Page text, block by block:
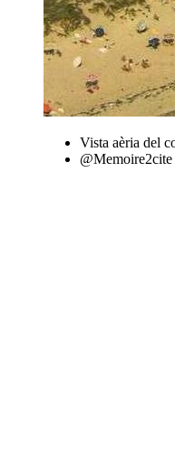
Vista aèria del
@Memoire2cite